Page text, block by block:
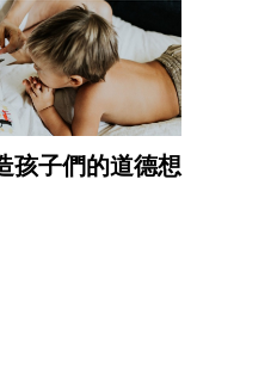
孩子們的道德想